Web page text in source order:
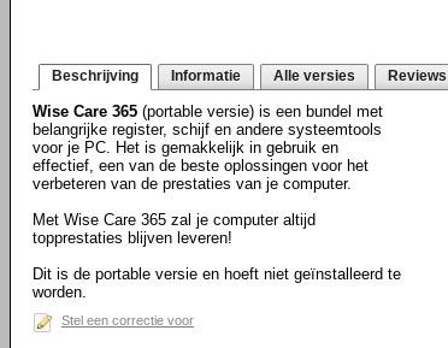
Beschrijving Informatie Alle versies Reviews
Wise Care 365 (portable versie) is een bundel met
belangrijke register, schijf en andere systeemtools
voor je PC. Het is gemakkelijk in gebruik en
effectief, een van de beste oplossingen voor het
verbeteren van de prestaties van je computer.
Met Wise Care 365 zal je computer altijd
topprestaties blijven leveren!
Dit is de portable versie en hoeft niet geïnstalleerd te
worden.
Stel een correctie voor